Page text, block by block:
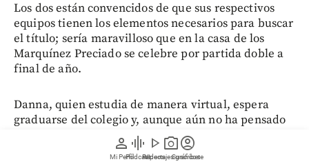
person
Mi Perfil
graphic_eq
Pódcast
play_arrow
Videos
photo_camera
Reportajes gráficos
account_circle
Suscríbete
Los dos están convencidos de que sus respectivos
equipos tienen los elementos necesarios para buscar
el título; sería maravilloso que en la casa de los
Marquínez Preciado se celebre por partida doble a
final de año.
Danna, quien estudia de manera virtual, espera
graduarse del colegio y, aunque aún no ha pensado
qué quiere seguir estudiando, lo que sí tiene claro es
que con la ayuda y los consejos de Luis Miguel